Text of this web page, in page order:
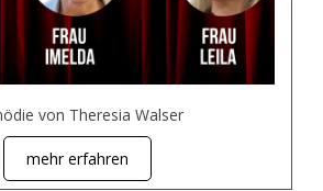
von Theresia Walser
mehr erfahren